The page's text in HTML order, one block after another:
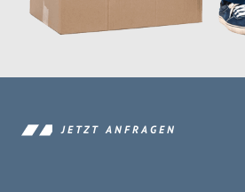
JETZT ANFRAGEN